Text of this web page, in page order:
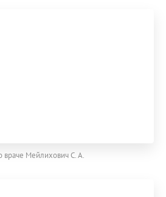
враче Мейлихович С. А.